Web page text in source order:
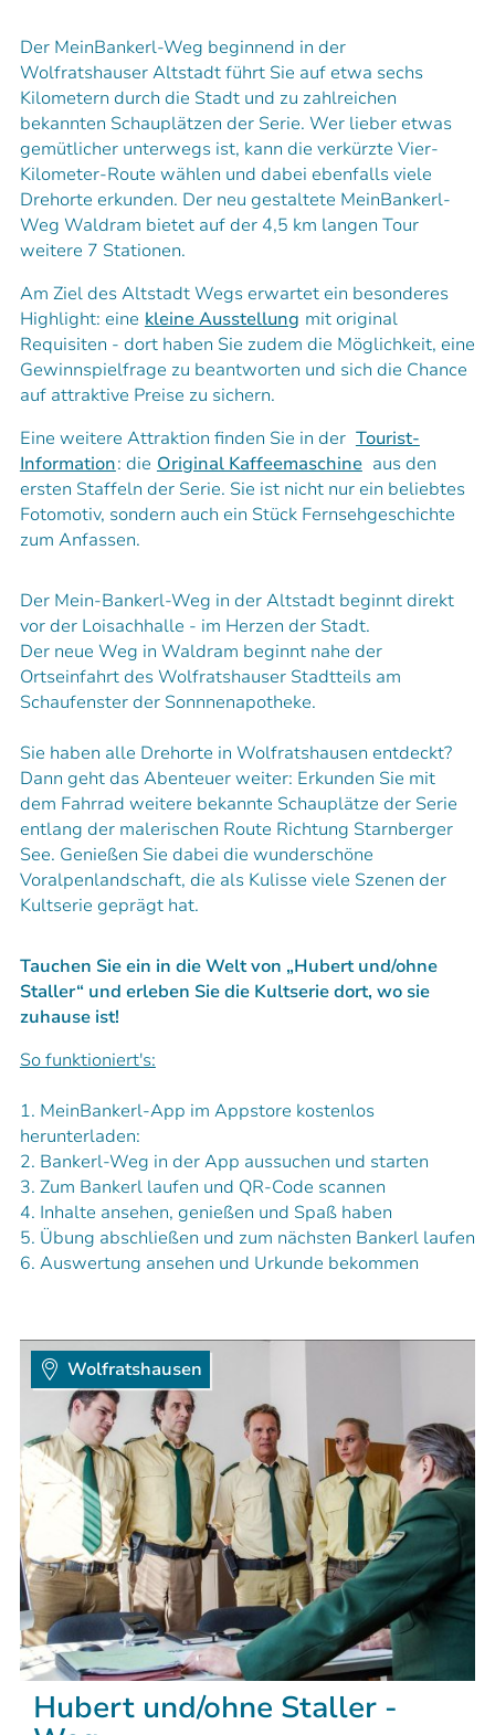
Der MeinBankerl-Weg beginnend in der
Wolfratshauser Altstadt führt Sie auf etwa sechs
Kilometern durch die Stadt und zu zahlreichen
bekannten Schauplätzen der Serie. Wer lieber etwas
gemütlicher unterwegs ist, kann die verkürzte Vier-
Kilometer-Route wählen und dabei ebenfalls viele
Drehorte erkunden. Der neu gestaltete MeinBankerl-
Weg Waldram bietet auf der 4,5 km langen Tour
weitere 7 Stationen.
Am Ziel des Altstadt Wegs erwartet ein besonderes
Highlight: eine kleine Ausstellung mit original
Requisiten - dort haben Sie zudem die Möglichkeit, eine
Gewinnspielfrage zu beantworten und sich die Chance
auf attraktive Preise zu sichern.
Eine weitere Attraktion finden Sie in der Tourist-
Information: die Original Kaffeemaschine aus den
ersten Staffeln der Serie. Sie ist nicht nur ein beliebtes
Fotomotiv, sondern auch ein Stück Fernsehgeschichte
zum Anfassen.
Der Mein-Bankerl-Weg in der Altstadt beginnt direkt
vor der Loisachhalle - im Herzen der Stadt.
Der neue Weg in Waldram beginnt nahe der
Ortseinfahrt des Wolfratshauser Stadtteils am
Schaufenster der Sonnnenapotheke.
Sie haben alle Drehorte in Wolfratshausen entdeckt?
Dann geht das Abenteuer weiter: Erkunden Sie mit
dem Fahrrad weitere bekannte Schauplätze der Serie
entlang der malerischen Route Richtung Starnberger
See. Genießen Sie dabei die wunderschöne
Voralpenlandschaft, die als Kulisse viele Szenen der
Kultserie geprägt hat.
Tauchen Sie ein in die Welt von „Hubert und/ohne
Staller“ und erleben Sie die Kultserie dort, wo sie
zuhause ist!
So funktioniert's:
1. MeinBankerl-App im Appstore kostenlos
herunterladen:
2. Bankerl-Weg in der App aussuchen und starten
3. Zum Bankerl laufen und QR-Code scannen
4. Inhalte ansehen, genießen und Spaß haben
5. Übung abschließen und zum nächsten Bankerl laufen
6. Auswertung ansehen und Urkunde bekommen
Wolfratshausen
Hubert und/ohne Staller -